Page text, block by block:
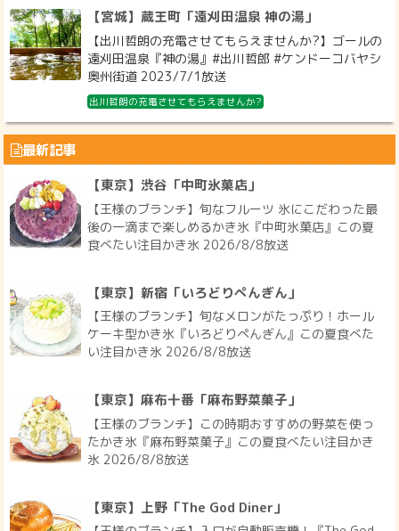
【宮城】蔵王町「遠刈田温泉 神の湯」
【出川哲朗の充電させてもらえませんか?】ゴールの
遠刈田温泉『神の湯』#出川哲郎 #ケンドーコバヤシ
奥州街道 2023/7/1放送
出川哲朗の充電させてもらえませんか?
最新記事
【東京】渋谷「中町氷菓店」
【王様のブランチ】旬なフルーツ 氷にこだわった最
後の一滴まで楽しめるかき氷『中町氷菓店』この夏
食べたい注目かき氷 2026/8/8放送
【東京】新宿「いろどりぺんぎん」
【王様のブランチ】旬なメロンがたっぷり！ホール
ケーキ型かき氷『いろどりぺんぎん』この夏食べた
い注目かき氷 2026/8/8放送
【東京】麻布十番「麻布野菜菓子」
【王様のブランチ】この時期おすすめの野菜を使っ
たかき氷『麻布野菜菓子』この夏食べたい注目かき
氷 2026/8/8放送
【東京】上野「The God Diner」